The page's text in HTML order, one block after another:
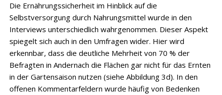
Die Ernährungssicherheit im Hinblick auf die
Selbstversorgung durch Nahrungsmittel wurde in den
Interviews unterschiedlich wahrgenommen. Dieser Aspekt
spiegelt sich auch in den Umfragen wider. Hier wird
erkennbar, dass die deutliche Mehrheit von 70 % der
Befragten in Andernach die Flächen gar nicht für das Ernten
in der Gartensaison nutzen (siehe Abbildung 3d). In den
offenen Kommentarfeldern wurde häufig von Bedenken